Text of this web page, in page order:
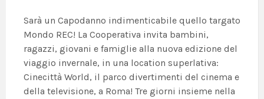
Sarà un Capodanno indimenticabile quello targato
Mondo REC! La Cooperativa invita bambini,
ragazzi, giovani e famiglie alla nuova edizione del
viaggio invernale, in una location superlativa:
Cinecittà World, il parco divertimenti del cinema e
della televisione, a Roma! Tre giorni insieme nella